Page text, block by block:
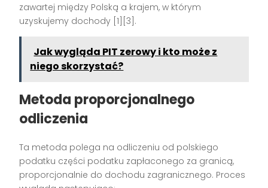
zawartej między Polską a krajem, w którym
uzyskujemy dochody [1][3].
Jak wygląda PIT zerowy i kto może z
niego skorzystać?
Metoda proporcjonalnego
odliczenia
Ta metoda polega na odliczeniu od polskiego
podatku części podatku zapłaconego za granicą,
proporcjonalnie do dochodu zagranicznego. Proces